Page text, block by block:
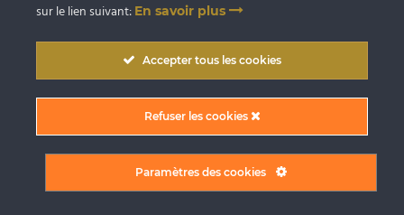
-2026 SARL BlueSpa Chartres. Tous droits réservés. |
Conception graphique et création du site internet par Digitivup
Conditions Générales de Vente (CGV)|Mentions Légales
sur le lien suivant: En savoir plus
Accepter tous les cookies
Refuser les cookies
Paramètres des cookies